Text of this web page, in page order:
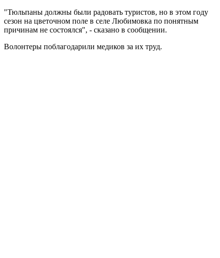
"Тюльпаны должны были радовать туристов, но в этом году
сезон на цветочном поле в селе Любимовка по понятным
причинам не состоялся", - сказано в сообщении.
Волонтеры поблагодарили медиков за их труд.